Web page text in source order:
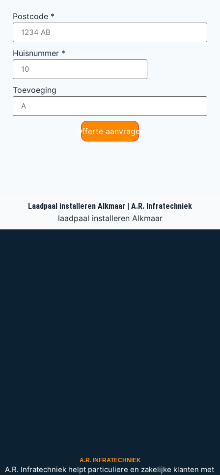
Postcode *
Huisnummer *
Toevoeging
Offerte aanvragen
Laadpaal installeren Alkmaar | A.R. Infratechniek
laadpaal installeren Alkmaar
A.R. INFRATECHNIEK
A.R. Infratechniek helpt particuliere en zakelijke klanten met